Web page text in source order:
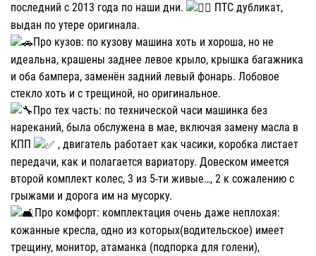
последний с 2013 года по наши дни.
ПТС дубликат,
выдан по утере оригинала.
Про кузов: по кузову машина хоть и хороша, но не
идеальна, крашены заднее левое крыло, крышка багажника
и оба бампера, заменён задний левый фонарь. Лобовое
стекло хоть и с трещиной, но оригинальное.
Про тех часть: по технической часи машинка без
нареканий, была обслужена в мае, включая замену масла в
КПП
, двигатель работает как часики, коробка листает
передачи, как и полагается вариатору. Довеском имеется
второй комплект колес, 3 из 5-ти живые…, 2 к сожалению с
грыжами и дорога им на мусорку.
Про комфорт: комплектация очень даже неплохая:
кожанные кресла, одно из которых(водительское) имеет
трещину, монитор, атаманка (подпорка для голени),